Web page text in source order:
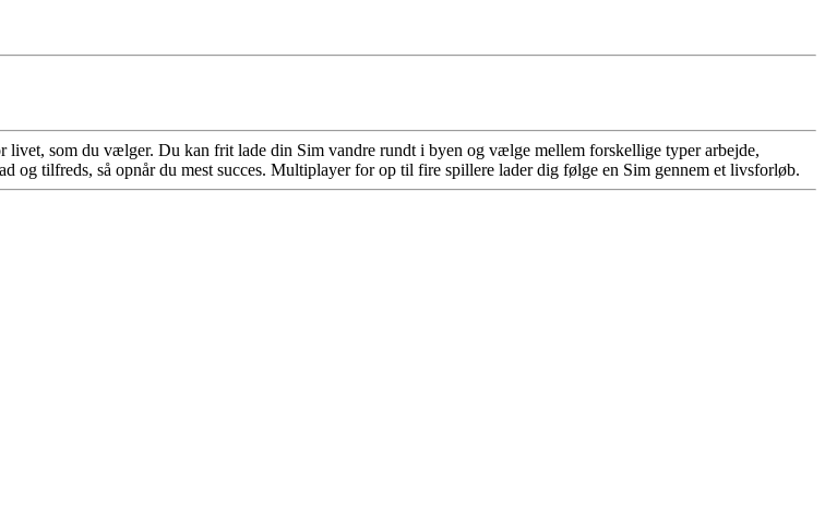
livet, som du vælger. Du kan frit lade din Sim vandre rundt i byen og vælge mellem forskellige typer arbejde,
og tilfreds, så opnår du mest succes. Multiplayer for op til fire spillere lader dig følge en Sim gennem et livsforløb.